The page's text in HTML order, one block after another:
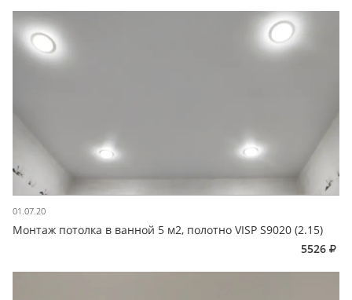
01.07.20
Монтаж потолка в ванной 5 м2, полотно VISP S9020 (2.15)
5526